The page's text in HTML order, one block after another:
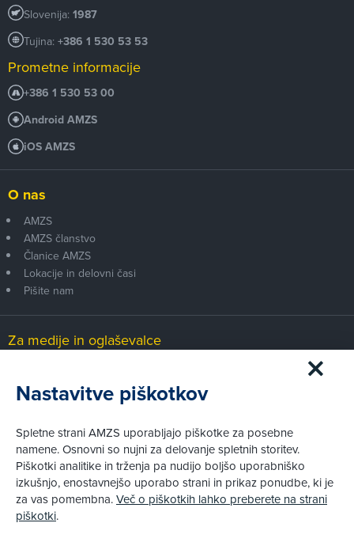
Slovenija: 1987
Tujina: +386 1 530 53 53
Prometne informacije
+386 1 530 53 00
Android AMZS
iOS AMZS
O nas
AMZS
AMZS članstvo
Članice AMZS
Lokacije in delovni časi
Pišite nam
Za medije in oglaševalce
Piškotki
Politika zasebnosti
Informacije o obdelavi osebnih podatkov - videonadzor
Pravno obvestilo
Izvensodno reševanje potrošniških sporov
Nastavitve piškotkov
Spletne strani AMZS uporabljajo piškotke za posebne
namene. Osnovni so nujni za delovanje spletnih storitev.
Piškotki analitike in trženja pa nudijo boljšo uporabniško
izkušnjo, enostavnejšo uporabo strani in prikaz ponudbe, ki je
za vas pomembna.Več o piškotkih lahko preberete na strani
piškotki.